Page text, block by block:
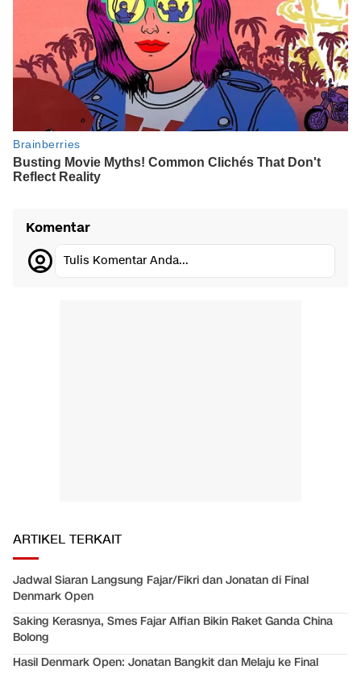
Komentar
Tulis Komentar Anda...
ARTIKEL TERKAIT
Jadwal Siaran Langsung Fajar/Fikri dan Jonatan di Final
Denmark Open
Saking Kerasnya, Smes Fajar Alfian Bikin Raket Ganda China
Bolong
Hasil Denmark Open: Jonatan Bangkit dan Melaju ke Final